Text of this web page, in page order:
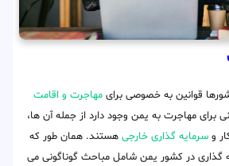
قوانین به خصوصی برای مهاجرت و اقامت
5 روش قانونی برای مهاجرت به یمن وجود دارد از جمله آن ها،
و سرمایه گذاری خارجی هستند. همان طور که
در کشور یمن شامل مباحث گوناگونی می